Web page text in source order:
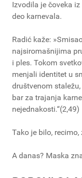
Izvodila je čoveka
deo karnevala.
Radić kaže:
najsiromašnijima
i ples. Tokom
menjali identitet u
društvenom
bar za trajanja
Tako je bilo,
A danas? Maska